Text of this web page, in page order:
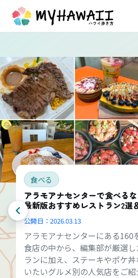
食べる
アラモアナセンターで食べる
最新版おすすめレストラン2選
公開日： 2026.03.13
アラモアナセンターにある160
食店の中から、編集部が厳選
ランに加え、ステーキやポケ
いたいグルメ別の人気店をご紹